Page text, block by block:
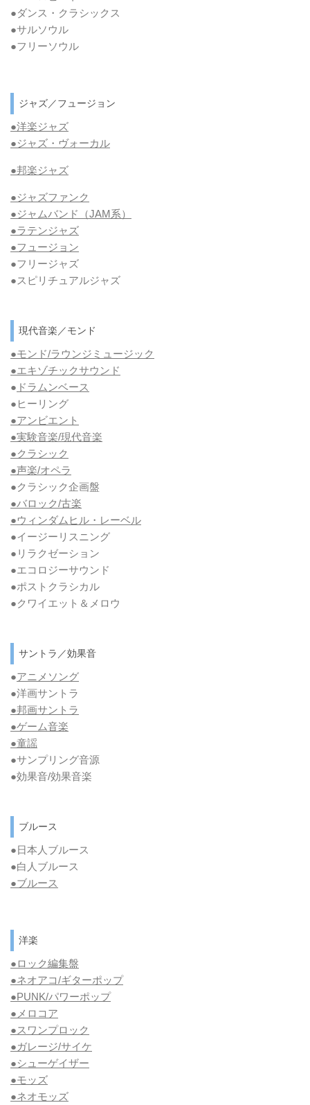
●ダンス・クラシックス
●サルソウル
●フリーソウル
ジャズ／フュージョン
●洋楽ジャズ
●ジャズ・ヴォーカル
●邦楽ジャズ
●ジャズファンク
●ジャムバンド（JAM系）
●ラテンジャズ
●フュージョン
●フリージャズ
●スピリチュアルジャズ
現代音楽／モンド
●モンド/ラウンジミュージック
●エキゾチックサウンド
● ドラムンベース
●ヒーリング
●アンビエント
●実験音楽/現代音楽
●クラシック
●声楽/オペラ
●クラシック企画盤
●バロック/古楽
●ウィンダムヒル・レーベル
●イージーリスニング
●リラクゼーション
●エコロジーサウンド
●ポストクラシカル
●クワイエット＆メロウ
サントラ／効果音
●アニメソング
●洋画サントラ
●邦画サントラ
●ゲーム音楽
●童謡
●サンプリング音源
●効果音/効果音楽
ブルース
●日本人ブルース
●白人ブルース
●ブルース
洋楽
●ロック編集盤
●ネオアコ/ギターポップ
●PUNK/パワーポップ
●メロコア
●スワンプロック
●ガレージ/サイケ
●シューゲイザー
●モッズ
●ネオモッズ